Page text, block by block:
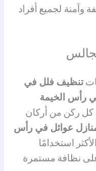
وآمنة لجميع أفراد
تنظيف فلل في
رأس الخيمة
كل ركن من أركان
عوائل في رأس
استخدامًا
نظافة مستمرة